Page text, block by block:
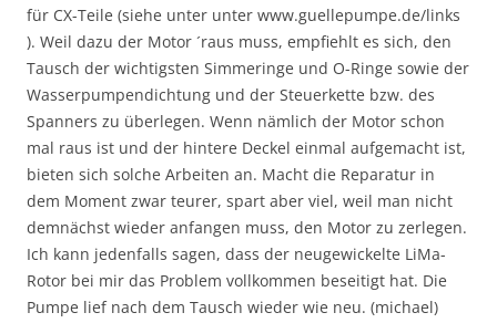
für CX-Teile (siehe unter unter www.guellepumpe.de/links
). Weil dazu der Motor ´raus muss, empfiehlt es sich, den
Tausch der wichtigsten Simmeringe und O-Ringe sowie der
Wasserpumpendichtung und der Steuerkette bzw. des
Spanners zu überlegen. Wenn nämlich der Motor schon
mal raus ist und der hintere Deckel einmal aufgemacht ist,
bieten sich solche Arbeiten an. Macht die Reparatur in
dem Moment zwar teurer, spart aber viel, weil man nicht
demnächst wieder anfangen muss, den Motor zu zerlegen.
Ich kann jedenfalls sagen, dass der neugewickelte LiMa-
Rotor bei mir das Problem vollkommen beseitigt hat. Die
Pumpe lief nach dem Tausch wieder wie neu. (michael)